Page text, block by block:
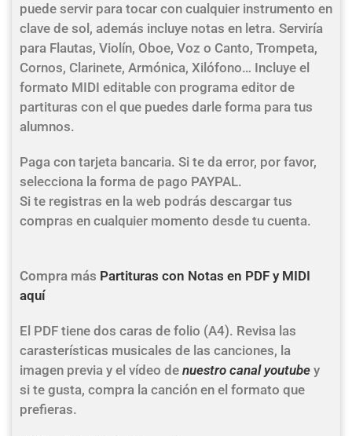
puede servir para tocar con cualquier instrumento en
clave de sol, además incluye notas en letra. Serviría
para Flautas, Violín, Oboe, Voz o Canto, Trompeta,
Cornos, Clarinete, Armónica, Xilófono… Incluye el
formato MIDI editable con programa editor de
partituras con el que puedes darle forma para tus
alumnos.
Paga con tarjeta bancaria. Si te da error, por favor,
selecciona la forma de pago PAYPAL.
Si te registras en la web podrás descargar tus
compras en cualquier momento desde tu cuenta.
Compra más Partituras con Notas en PDF y MIDI
aquí
El PDF tiene dos caras de folio (A4). Revisa las
carasterísticas musicales de las canciones, la
imagen previa y el vídeo de nuestro canal youtube y
si te gusta, compra la canción en el formato que
prefieras.